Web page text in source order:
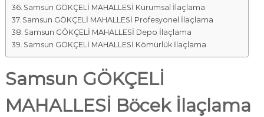
Samsun GÖKÇELİ MAHALLESİ Kurumsal İlaçlama
Samsun GÖKÇELİ MAHALLESİ Profesyonel İlaçlama
Samsun GÖKÇELİ MAHALLESİ Depo İlaçlama
Samsun GÖKÇELİ MAHALLESİ Kömürlük İlaçlama
Samsun GÖKÇELİ
MAHALLESİ Böcek İlaçlama